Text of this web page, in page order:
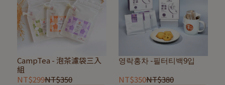
CampTea - 泡茶濾袋三入
組
NT$299NT$350
영락홍차 -필터티백9입
NT$350NT$380